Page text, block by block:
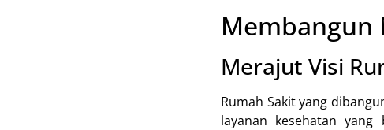
Membangun
Merajut Visi
Rumah Sakit yang
layanan kesehatan